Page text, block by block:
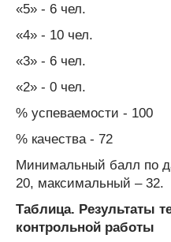
«5» - 6 чел.
«4» - 10 чел.
«3» - 6 чел.
«2» - 0 чел.
% успеваемости - 100
% качества - 72
Минимальный балл по
20, максимальный – 32.
Таблица. Результаты
контрольной работы